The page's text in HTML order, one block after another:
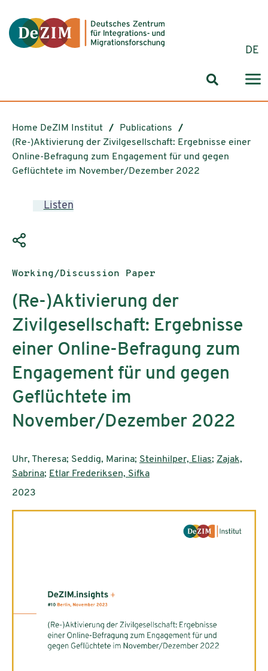
DE
Search
Home DeZIM Institut
Publications
(Re-)Aktivierung der Zivilgesellschaft: Ergebnisse einer
Online-Befragung zum Engagement für und gegen
Geflüchtete im November/Dezember 2022
Listen
Publication type:
Working/Discussion Paper
(Re-)Aktivierung der
Zivilgesellschaft: Ergebnisse
einer Online-Befragung zum
Engagement für und gegen
Geflüchtete im
November/Dezember 2022
Authors:
Uhr, Theresa; Seddig, Marina; Steinhilper, Elias; Zajak,
Sabrina; Etlar Frederiksen, Sifka
Publication year:
2023